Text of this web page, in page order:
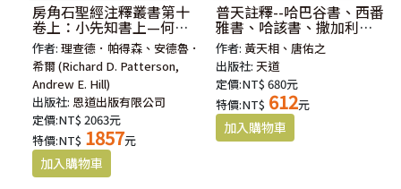
房角石聖經注釋叢書第十
卷上：小先知書上—何西
阿書至彌迦書(簡體)
作者:理查德．帕得森、安德魯．
希爾 (Richard D. Patterson,
Andrew E. Hill)
出版社: 恩道出版有限公司
定價:NT$ 2063元
特價:NT$ 1857元
普天註釋--哈巴谷書、西番
雅書、哈該書、撒加利亞
書、瑪拉基書
作者: 黃天相、唐佑之
出版社:天道
定價:NT$ 680元
特價:NT$ 612元